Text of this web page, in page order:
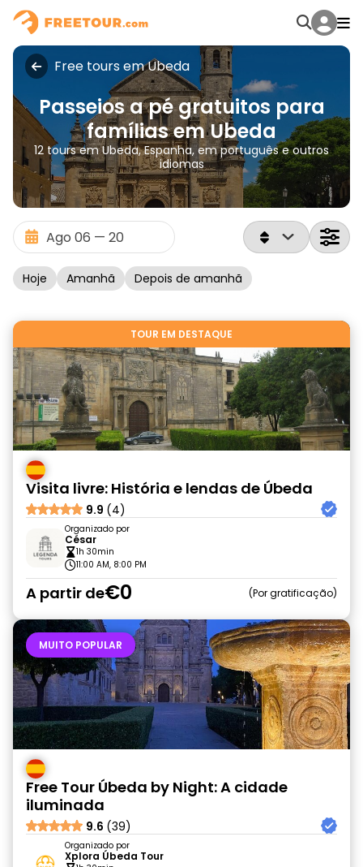
Free tours em Ubeda
Passeios a pé gratuitos para
famílias em Ubeda
12 tours em Ubeda, Espanha, em português e outros
idiomas
Hoje Amanhã Depois de amanhã
TOUR EM DESTAQUE
Visita livre: História e lendas de Úbeda
9.9 (4)
Organizado por
César
1h 30min
11:00 AM, 8:00 PM
A partir de€0 Por gratificação
MUITO POPULAR
Free Tour Úbeda by Night: A cidade
iluminada
9.6 (39)
Organizado por
Xplora Úbeda Tour